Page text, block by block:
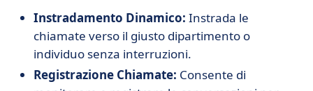
Instradamento Dinamico: Instrada le
chiamate verso il giusto dipartimento o
individuo senza interruzioni.
Registrazione Chiamate: Consente di